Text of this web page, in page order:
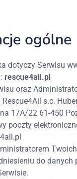
ogólne
dotyczy Serwisu
rescue4all.pl
oraz
s.c.
17A/22 61-450
poczty
do danych